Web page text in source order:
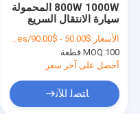
800W 1000W المحمولة
سيارة الانتقال السريع
شاحن البطارية الداعم
كاتب 50/60 هرتز
الأسعار:$50.00 - $90.00/Pieces
MOQ:100 قطعة
أحصل على آخر سعر
ﺎﺘﺼﻟ ﺍﻶﻧ